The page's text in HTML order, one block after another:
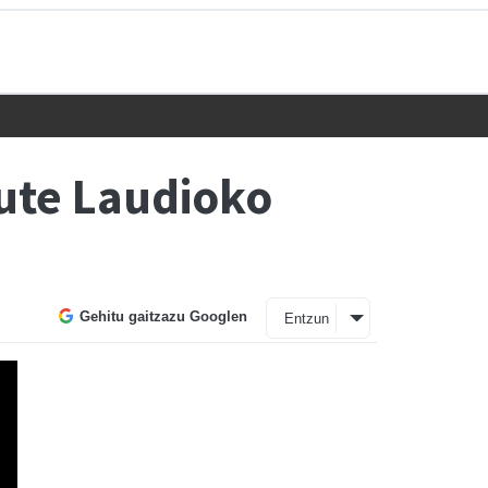
Laudioko
Gehitu gaitzazu Googlen Entzun